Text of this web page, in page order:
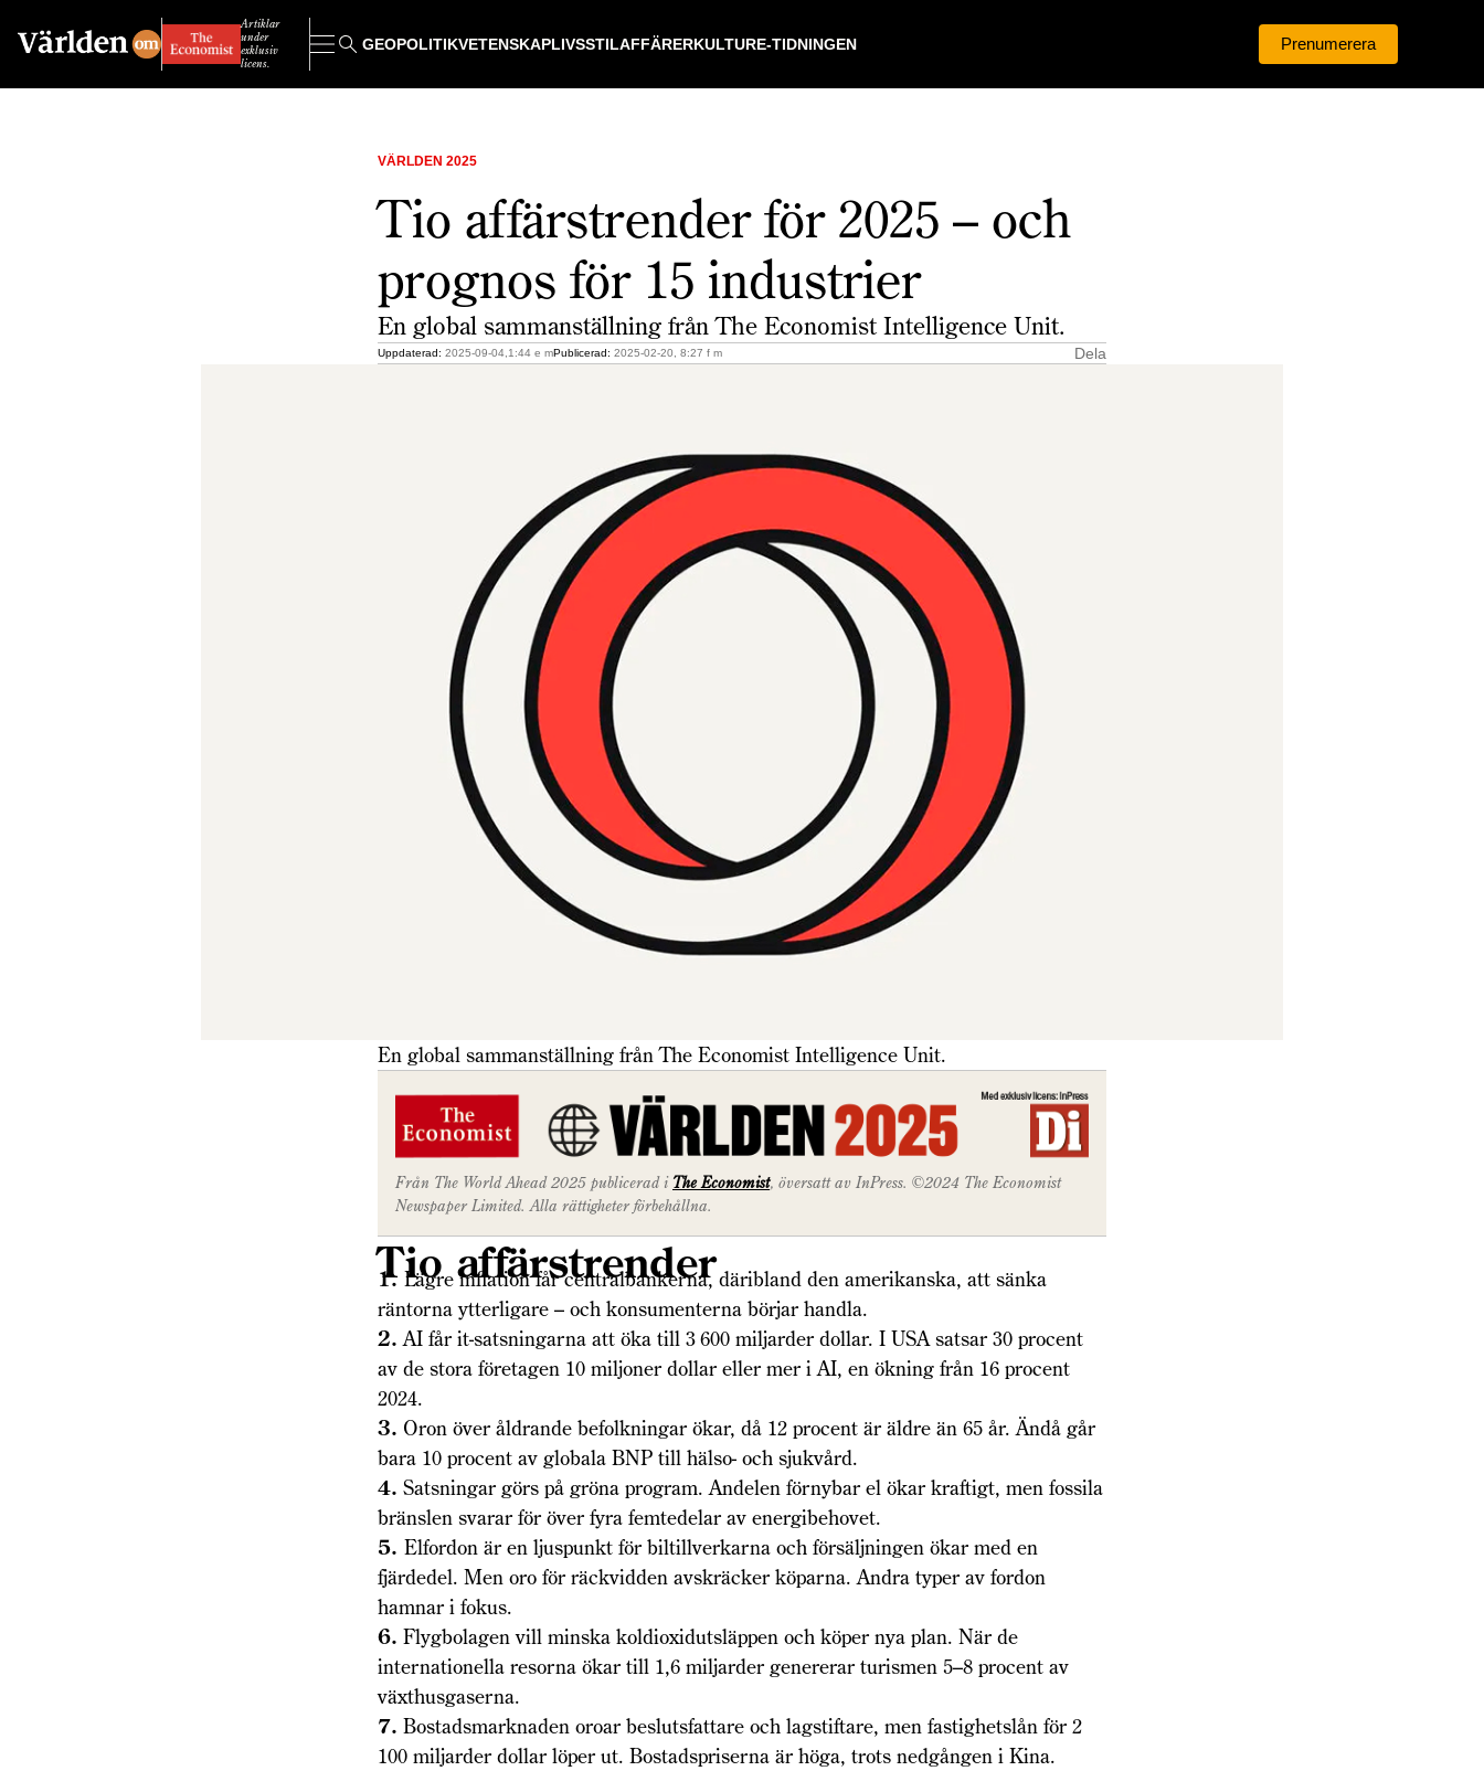
Artiklar
under
exklusiv
licens.
GEOPOLITIKVETENSKAPLIVSSTILAFFÄRERKULTURE-TIDNINGEN Prenumerera
VÄRLDEN 2025
Tio affärstrender för 2025 – och
prognos för 15 industrier
En global sammanställning från The Economist Intelligence Unit.
Uppdaterad: 2025-09-04,1:44 e mPublicerad: 2025-02-20, 8:27 f m Dela
En global sammanställning från The Economist Intelligence Unit.
Från The World Ahead 2025 publicerad i The Economist, översatt av InPress. ©2024 The Economist
Newspaper Limited. Alla rättigheter förbehållna.
Tio affärstrender
1. Lägre inflation får centralbankerna, däribland den amerikanska, att sänka
räntorna ytterligare – och konsumenterna börjar handla.
2. AI får it-satsningarna att öka till 3 600 miljarder dollar. I USA satsar 30 procent
av de stora företagen 10 miljoner dollar eller mer i AI, en ökning från 16 procent
2024.
3. Oron över åldrande befolkningar ökar, då 12 procent är äldre än 65 år. Ändå går
bara 10 procent av globala BNP till hälso- och sjukvård.
4. Satsningar görs på gröna program. Andelen förnybar el ökar kraftigt, men fossila
bränslen svarar för över fyra femtedelar av energibehovet.
5. Elfordon är en ljuspunkt för bil­tillverkarna och försäljningen ökar med en
fjärdedel. Men oro för räckvidden avskräcker köparna. Andra typer av fordon
hamnar i fokus.
6. Flygbolagen vill minska koldioxid­utsläppen och köper nya plan. När de
internationella resorna ökar till 1,6 miljarder genererar turismen 5–8 procent av
växthusgaserna.
7. Bostadsmarknaden oroar beslutsfattare och lagstiftare, men fastighetslån för 2
100 miljarder dollar löper ut. Bostadspriserna är höga, trots nedgången i Kina.